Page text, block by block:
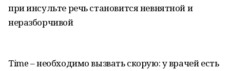
при инсульте речь становится невнятной и
неразборчивой
Time – необходимо вызвать скорую: у врачей есть